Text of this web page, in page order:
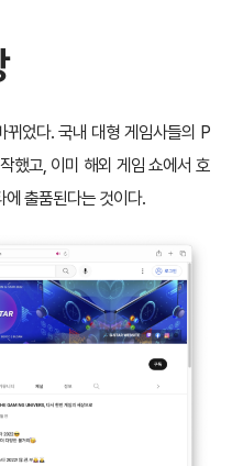
었다. 국내 대형 게임사들의 P
했고, 이미 해외 게임 쇼에서 호
출품된다는 것이다.